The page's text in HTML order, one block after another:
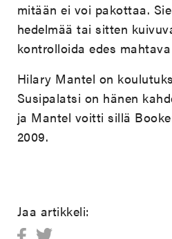
mitään ei voi pakottaa.
hedelmää tai sitten
kontrolloida edes
Hilary Mantel on
Susipalatsi on hänen
ja Mantel voitti sillä
2009.
Jaa artikkeli: